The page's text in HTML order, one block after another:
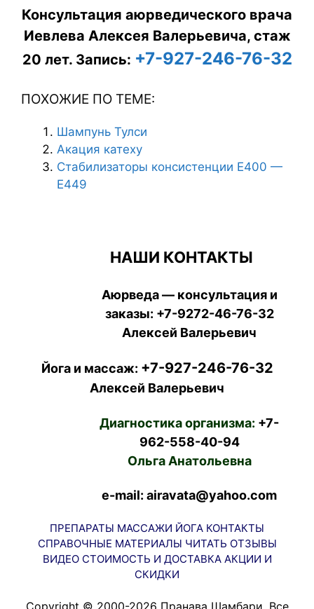
Консультация аюрведического врача
Иевлева Алексея Валерьевича, стаж
20 лет. Запись: +7-927-246-76-32
ПОХОЖИЕ ПО ТЕМЕ:
Шампунь Тулси
Акация катеху
Стабилизаторы консистенции Е400 —
Е449
НАШИ КОНТАКТЫ
Аюрведа — консультация и
заказы: +7-9272-46-76-32
Алексей Валерьевич
Йога и массаж: +7-927-246-76-32
Алексей Валерьевич
Диагностика организма: +7-
962-558-40-94
Ольга Анатольевна
e-mail: airavata@yahoo.com
ПРЕПАРАТЫ МАССАЖИ ЙОГА КОНТАКТЫ
СПРАВОЧНЫЕ МАТЕРИАЛЫ ЧИТАТЬ ОТЗЫВЫ
ВИДЕО СТОИМОСТЬ И ДОСТАВКА АКЦИИ И
СКИДКИ